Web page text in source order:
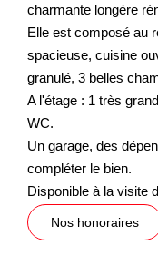
charmante longère
Elle est composé au
spacieuse, cuisine
granulé, 3 belles
A l'étage : 1 très
WC.
Un garage, des
compléter le bien.
Disponible à la visite
Nos honoraires